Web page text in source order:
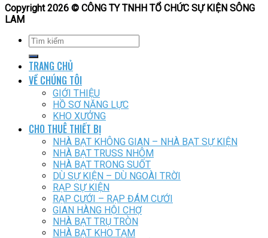
Copyright 2026 © CÔNG TY TNHH TỔ CHỨC SỰ KIỆN SÔNG
LAM
TRANG CHỦ
VỀ CHÚNG TÔI
GIỚI THIỆU
HỒ SƠ NĂNG LỰC
KHO XƯỞNG
CHO THUÊ THIẾT BỊ
NHÀ BẠT KHÔNG GIAN – NHÀ BẠT SỰ KIỆN
NHÀ BẠT TRUSS NHÔM
NHÀ BẠT TRONG SUỐT
DÙ SỰ KIỆN – DÙ NGOÀI TRỜI
RẠP SỰ KIỆN
RẠP CƯỚI – RẠP ĐÁM CƯỚI
GIAN HÀNG HỘI CHỢ
NHÀ BẠT TRỤ TRÒN
NHÀ BẠT KHO TẠM